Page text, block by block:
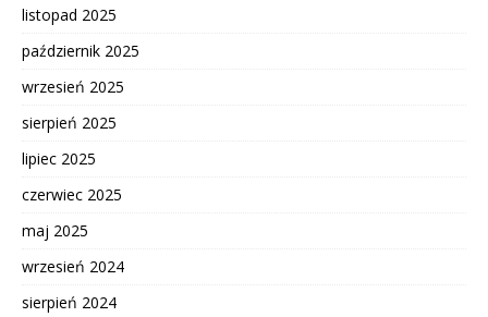
listopad 2025
październik 2025
wrzesień 2025
sierpień 2025
lipiec 2025
czerwiec 2025
maj 2025
wrzesień 2024
sierpień 2024